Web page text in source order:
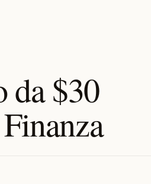
da $30